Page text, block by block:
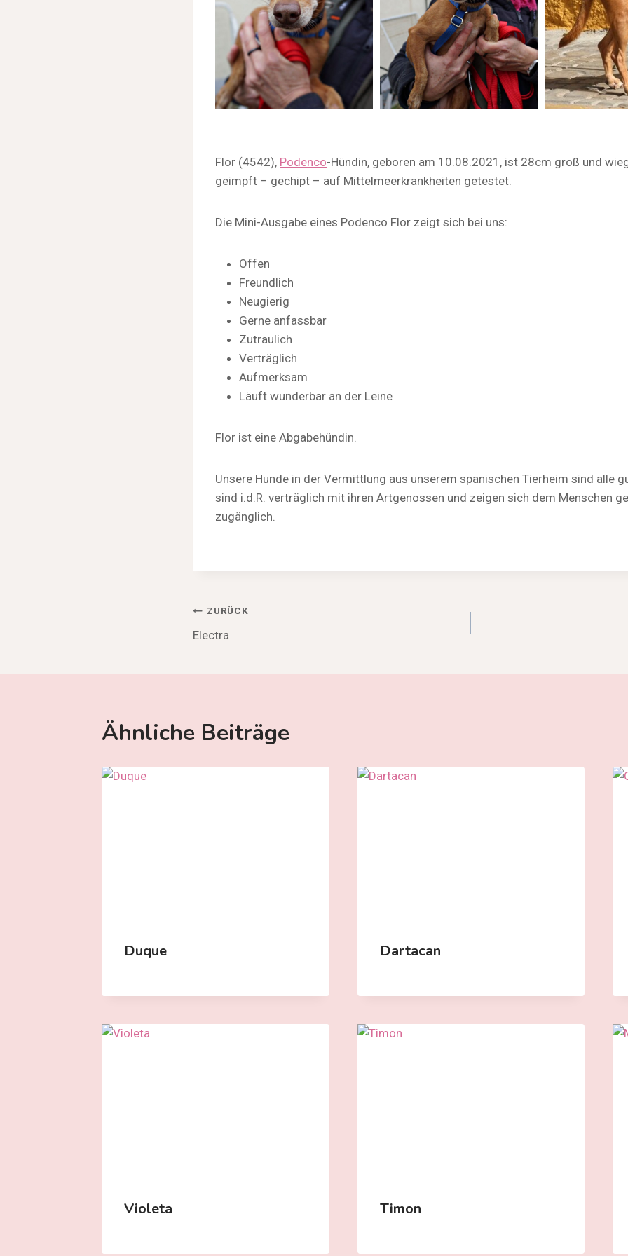
Flor (4542), Podenco-Hündin, geboren am 10.08.2021, ist 28cm groß und
geimpft – gechipt – auf Mittelmeerkrankheiten getestet.
Die Mini-Ausgabe eines Podenco Flor zeigt sich bei uns:
Offen
Freundlich
Neugierig
Gerne anfassbar
Zutraulich
Verträglich
Aufmerksam
Läuft wunderbar an der Leine
Flor ist eine Abgabehündin.
Unsere Hunde in der Vermittlung aus unserem spanischen Tierheim sind alle
sind i.d.R. verträglich mit ihren Artgenossen und zeigen sich dem Menschen
zugänglich.
Beitragsnavigation
ZURÜCK
Electra
Ähnliche Beiträge
Duque Dartacan
Violeta Timon